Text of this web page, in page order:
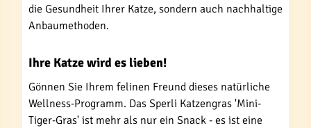
die Gesundheit Ihrer Katze, sondern auch nachhaltige
Anbaumethoden.
Ihre Katze wird es lieben!
Gönnen Sie Ihrem felinen Freund dieses natürliche
Wellness-Programm. Das Sperli Katzengras 'Mini-
Tiger-Gras' ist mehr als nur ein Snack - es ist eine